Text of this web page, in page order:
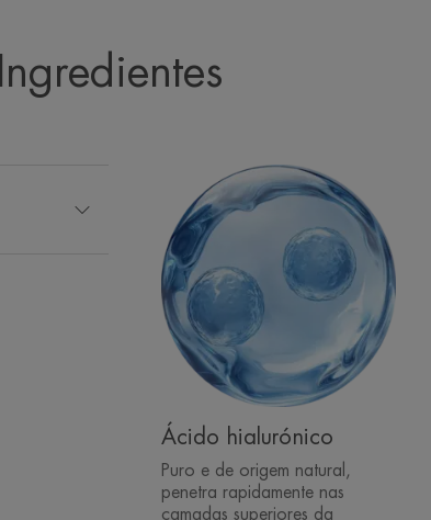
Ingredientes
Ácido hialurónico
Puro e de origem natural,
penetra rapidamente nas
camadas superiores da